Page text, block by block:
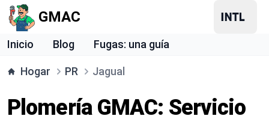
GMAC
Inicio Blog Fugas: una guía
Hogar PR Jagual
Plomería GMAC: Servicio